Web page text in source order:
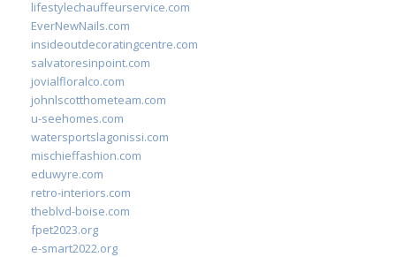
lifestylechauffeurservice.com
EverNewNails.com
insideoutdecoratingcentre.com
salvatoresinpoint.com
jovialfloralco.com
johnlscotthometeam.com
u-seehomes.com
watersportslagonissi.com
mischieffashion.com
eduwyre.com
retro-interiors.com
theblvd-boise.com
fpet2023.org
e-smart2022.org